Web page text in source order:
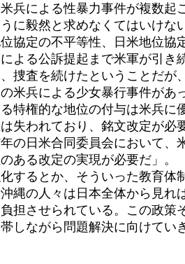
による性暴力事件が複数起
に毅然と求めなくてはいけな
定の不平等性、日米地位協
る公訴提起まで米軍が引き
査を続けたということだが
兵による少女暴行事件があ
権的な地位の付与は米兵に
失われており、銘文改定が必
日米合同委員会において、
ある改定の実現が必要だ」。
るとか、そういった教育体
縄の人々は日本全体から見
担させられている。この政
しながら問題解決に向けてい